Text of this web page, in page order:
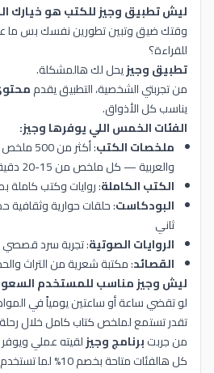
ليش تطبيق وجيز للكتب هو خيارك
وقتك ضيق وتبين تطورين نفسك بس ما
للقراءة؟
تطبيق وجيزيحل لك هالمشكلة.
من تجربتي الشخصية، التطبيق يقدم
يناسب كل الأذواق.
الفئات الخمس اللي يوفرها وجيز:
ملخصات الكتب
: أكثر من
والعربية — كل ملخص من 15-20 دقيقة استماع
الكتب الكاملة: روايات وكتب كاملة
البودكاست: حلقات حوارية وثقافية
ثاني
الروايات الصوتية: تجربة سرد قصصي
القصائد: مكتبة شعرية من التراث
ليش وجيز مناسب للمستخدم
لو تقضي ساعة أو ساعتين يومياً في
تقدر تستمع لملخص كتاب كامل خلال
من جربتبرنامج وجيزلقيته عملي
كل هالفئات متاحة بخصم 10% لما تستخدم الكود عند الاشتراك.